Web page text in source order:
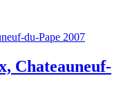
Chateauneuf-